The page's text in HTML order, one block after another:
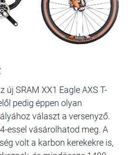
új SRAM XX1 Eagle AXS T-
pedig éppen olyan
választ a versenyző.
essel vásárolhatod meg. A
volt a karbon kerekekre is,